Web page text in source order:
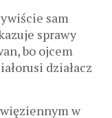
sam
sprawy
bo ojcem
działacz
w